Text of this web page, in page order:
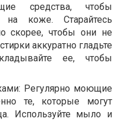
средства, чтобы
на коже. Старайтесь
скорее, чтобы они не
аккуратно гладьте
ее, чтобы
Регулярно моющие
те, которые могут
Используйте мыло и